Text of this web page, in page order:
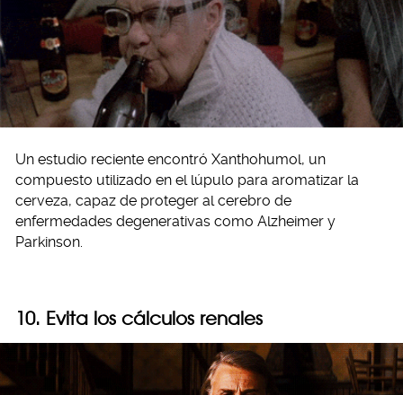
Un estudio reciente encontró Xanthohumol, un
compuesto utilizado en el lúpulo para aromatizar la
cerveza, capaz de proteger al cerebro de
enfermedades degenerativas como Alzheimer y
Parkinson.
10. Evita los cálculos renales